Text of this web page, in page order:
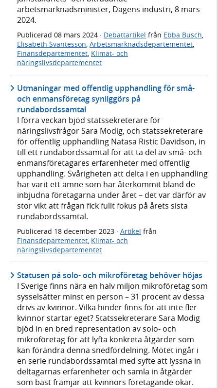
arbetsmarknadsminister, Dagens industri, 8 mars
2024.
Publicerad 08 mars 2024 · Debattartikel från Ebba Busch,
Elisabeth Svantesson, Arbetsmarknadsdepartementet,
Finansdepartementet, Klimat- och
näringslivsdepartementet
Utmaningar med offentlig upphandling för små-
och enmansföretag synliggörs på
rundabordssamtal
I förra veckan bjöd statssekreterare för
näringslivsfrågor Sara Modig, och statssekreterare
för offentlig upphandling Natasa Ristic Davidson, in
till ett rundabordssamtal för att ta del av små- och
enmansföretagares erfarenheter med offentlig
upphandling. Svårigheten att delta i en upphandling
har varit ett ämne som har återkommit bland de
inbjudna företagarna under året – det var därför av
stor vikt att frågan fick fullt fokus på årets sista
rundabordssamtal.
Publicerad 18 december 2023 · Artikel från
Finansdepartementet, Klimat- och
näringslivsdepartementet
Statusen på solo- och mikroföretag behöver höjas
I Sverige finns nära en halv miljon mikroföretag som
sysselsätter minst en person – 31 procent av dessa
drivs av kvinnor. Vilka hinder finns för att inte fler
kvinnor startar eget? Statssekreterare Sara Modig
bjöd in en bred representation av solo- och
mikroföretag för att lyfta konkreta åtgärder som
kan förändra denna snedfördelning. Mötet ingår i
en serie rundabordssamtal med syfte att lyssna in
deltagarnas erfarenheter och samla in åtgärder
som bäst främjar att kvinnors företagande ökar.